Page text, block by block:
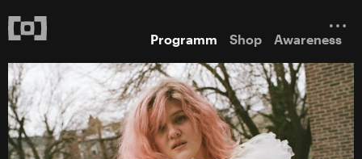
Programm Shop Awareness